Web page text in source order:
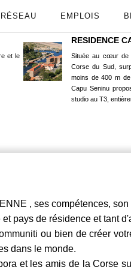
RÉSEAU EMPLOIS
et le
RESIDENCE
Située au cœur de
Corse du Sud,
moins de 400 m
Capu Seninu
studio au T3,
, ses compétences,
pays de résidence et tant
ou bien de créer
dans le monde.
et les amis de la Corse